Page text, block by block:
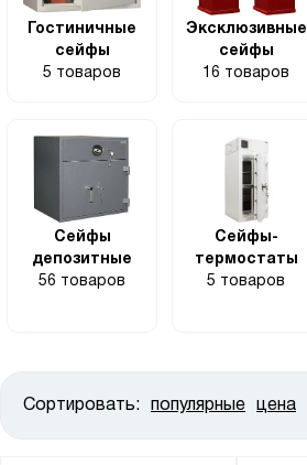
Гостиничные
сейфы
5 товаров
Эксклюзивные
сейфы
16 товаров
Сейфы
депозитные
56 товаров
Сейфы-
термостаты
5 товаров
Сортировать: популярные цена